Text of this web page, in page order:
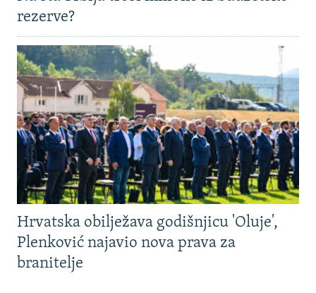
rezerve?
Hrvatska obilježava godišnjicu 'Oluje',
Plenković najavio nova prava za
branitelje